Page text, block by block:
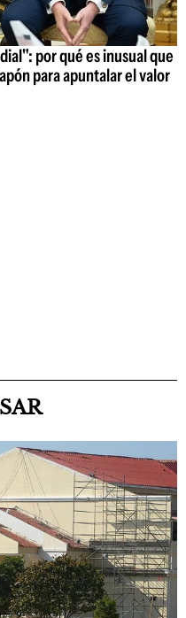
por qué es inusual que
para apuntalar el valor